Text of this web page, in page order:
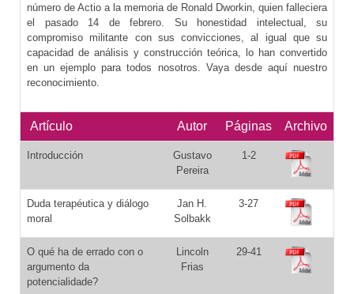
número de Actio a la memoria de Ronald Dworkin, quien falleciera
el pasado 14 de febrero. Su honestidad intelectual, su
compromiso militante con sus convicciones, al igual que su
capacidad de análisis y construcción teórica, lo han convertido
en un ejemplo para todos nosotros. Vaya desde aquí nuestro
reconocimiento.
Artículo Autor Páginas Archivo
Introducción
Gustavo
Pereira
1-2
Duda terapéutica y diálogo
moral
Jan H.
Solbakk
3-27
O qué ha de errado con o
argumento da
potencialidade?
Lincoln
Frias
29-41